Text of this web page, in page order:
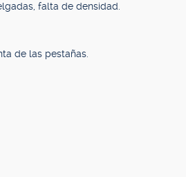
falta de densidad.
de las pestañas.